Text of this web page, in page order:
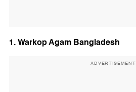
1. Warkop Agam Bangladesh
ADVERTISEMENT